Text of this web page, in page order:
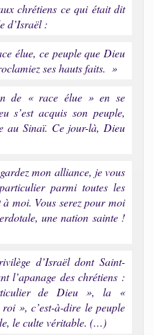
chrétiens ce qui était dit
d’Israël :
élue, ce peuple que Dieu
ses hauts faits. »
de « race élue » en se
s’est acquis son peuple,
au Sinaï. Ce jour-là, Dieu
mon alliance, je vous
parmi toutes les
moi. Vous serez pour moi
une nation sainte !
d’Israël dont Saint-
l’apanage des chrétiens :
de Dieu », la «
», c’est-à-dire le peuple
le culte véritable. (…)